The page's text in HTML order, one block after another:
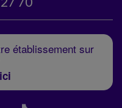
établissement sur